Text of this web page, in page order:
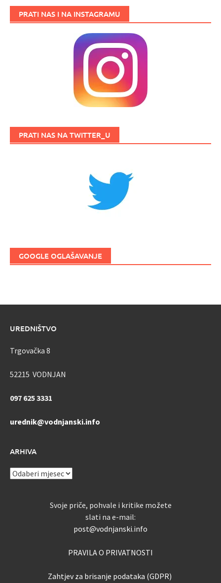
PRATI NAS I NA INSTAGRAMU
PRATI NAS NA TWITTER_U
GOOGLE OGLAŠAVANJE
UREDNIŠTVO
Trgovačka 8
52215 VODNJAN
097 625 3331
urednik@vodnjanski.info
ARHIVA
ARHIVA
Svoje priče, pohvale i kritike možete
slati na e-mail:
post@vodnjanski.info
PRAVILA O PRIVATNOSTI
Zahtjev za brisanje podataka (GDPR)